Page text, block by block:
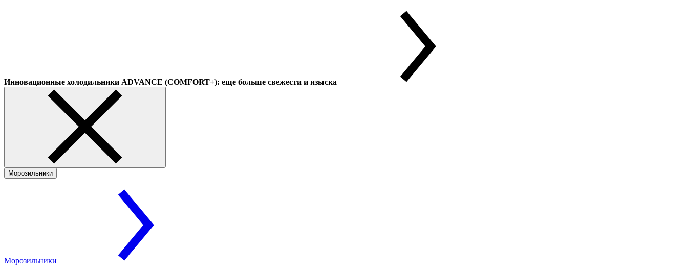
Инновационные холодильники ADVANCE (COMFORT+): еще больше свежести и изыска
Морозильники
Морозильники